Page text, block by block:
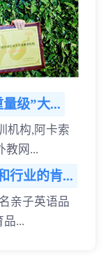
级”大...
机构,阿卡索
教网...
行业的肯...
亲子英语品
品...